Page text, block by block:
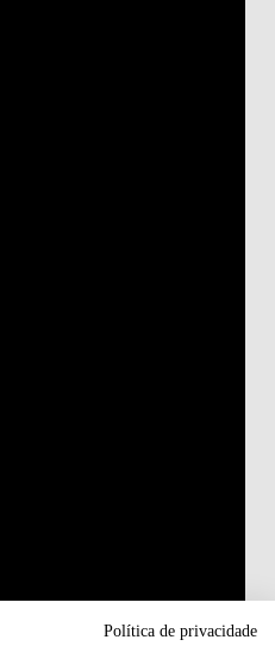
Política de privacidade